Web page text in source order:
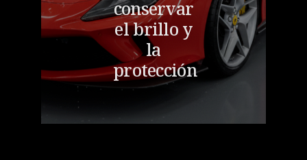
conservar
el brillo y
la
protección